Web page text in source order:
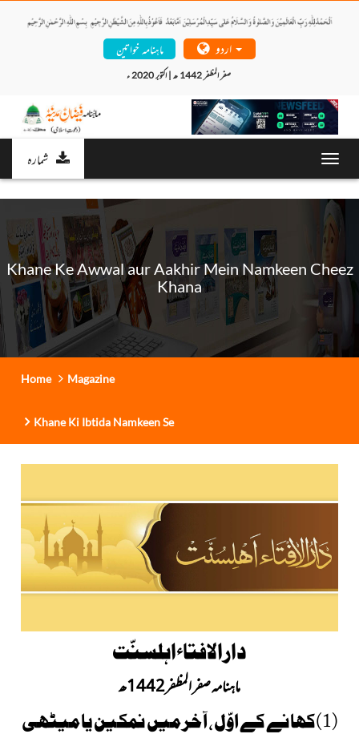
ماہنامہ خواتین
شمارہ
Khane Ke Awwal aur Aakhir Mein Namkeen Cheez
Khana
Home Magazine
Khane Ki Ibtida Namkeen Se
دارالافتاءاہلسنّت
ماہنامہ صفر المظفر1442 ھ
(1)کھانے کے اوّل ، آخر میں نمکین یا میٹھی